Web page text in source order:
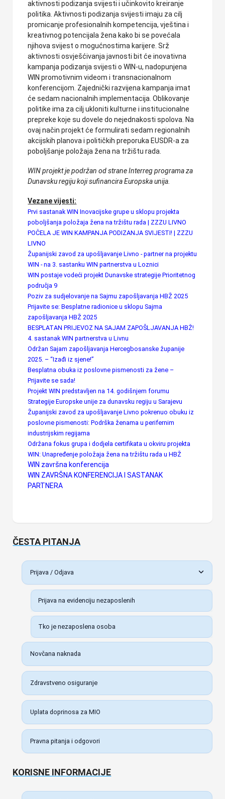
aktivnosti podizanja svijesti i učinkovito kreiranje
politika. Aktivnosti podizanja svijesti imaju za cilj
promicanje profesionalnih kompetencija, vještina i
kreativnog potencijala žena kako bi se povećala
njihova svijest o mogućnostima karijere. Srž
aktivnosti osvješćivanja javnosti bit će inovativna
kampanja podizanja svijesti o WIN-u, nadopunjena
WIN promotivnim videom i transnacionalnom
konferencijom. Zajednički razvijena kampanja imat
će sedam nacionalnih implementacija. Oblikovanje
politike ima za cilj ukloniti kulturne i institucionalne
prepreke koje su dovele do nejednakosti spolova. Na
ovaj način projekt će formulirati sedam regionalnih
akcijskih planova i političkih preporuka EUSDR-a za
poboljšanje položaja žena na tržištu rada.
WIN projekt je podržan od strane Interreg programa za
Dunavsku regiju koji sufinancira Europska unija.
Vezane vijesti:
Prvi sastanak WIN Inovacijske grupe u sklopu projekta
poboljšanja položaja žena na tržištu rada | ZZZU LIVNO
POČELA JE WIN KAMPANJA PODIZANJA SVIJESTI! | ZZZU
LIVNO
Županijski zavod za upošljavanje Livno - partner na projektu
WIN - na 3. sastanku WIN partnerstva u Loznici
WIN postaje vodeći projekt Dunavske strategije Prioritetnog
područja 9
Poziv za sudjelovanje na Sajmu zapošljavanja HBŽ 2025
Prijavite se: Besplatne radionice u sklopu Sajma
zapošljavanja HBŽ 2025
BESPLATAN PRIJEVOZ NA SAJAM ZAPOŠLJAVANJA HBŽ!
4. sastanak WIN partnerstva u Livnu
Održan Sajam zapošljavanja Hercegbosanske županije
2025. – “Izađi iz sjene!”
Besplatna obuka iz poslovne pismenosti za žene –
Prijavite se sada!
Projekt WIN predstavljen na 14. godišnjem forumu
Strategije Europske unije za dunavsku regiju u Sarajevu
Županijski zavod za upošljavanje Livno pokrenuo obuku iz
poslovne pismenosti: Podrška ženama u perifernim
industrijskim regijama
Održana fokus grupa i dodjela certifikata u okviru projekta
WIN: Unapređenje položaja žena na tržištu rada u HBŽ
WIN završna konferencija
WIN ZAVRŠNA KONFERENCIJA I SASTANAK
PARTNERA
ČESTA PITANJA
Prijava / Odjava
Prijava na evidenciju nezaposlenih
Tko je nezaposlena osoba
Novčana naknada
Zdravstveno osiguranje
Uplata doprinosa za MIO
Pravna pitanja i odgovori
KORISNE INFORMACIJE